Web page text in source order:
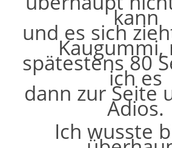
kann
und es sich
Kaugummi,
spätestens 80
ich es
dann zur Seite
Adios.
Ich wusste